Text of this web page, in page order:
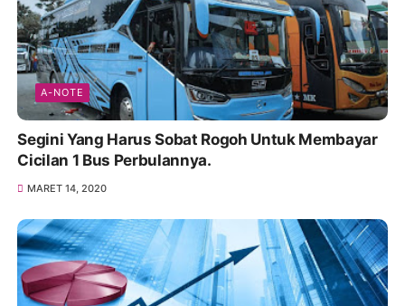
A-NOTE
Segini Yang Harus Sobat Rogoh Untuk Membayar
Cicilan 1 Bus Perbulannya.
MARET 14, 2020